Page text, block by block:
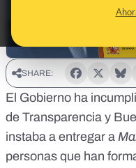
SHARE:
El Gobierno ha
de Transparencia y
instaba a entregar a
personas que han